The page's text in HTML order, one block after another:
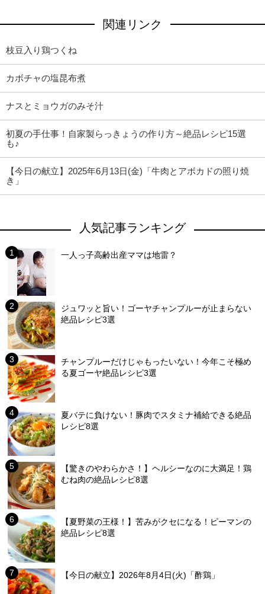
関連リンク
枝豆入り鶏つくね
カボチャの塩昆布煮
ナスとミョウガのみそ汁
初夏の手仕事！自家製らっきょうの作り方～絶品レシピ15選
も♪
【今日の献立】2025年6月13日(金)「牛肉とアボカドの照り焼
き」
人気記事ランキング
一人っ子高齢出産ママは地雷？
ジュワッと旨い！ゴーヤチャンプルーが止まらない
絶品レシピ3選
チャンプルーだけじゃもったいない！今年こそ極め
る夏ゴーヤ絶品レシピ3選
夏バテに負けない！豚肉でスタミナ補給できる絶品
レシピ8選
【驚きのやわらかさ！】ヘルシーなのに大満足！鶏
むね肉の絶品レシピ8選
【夏野菜の王様！】苦みがクセになる！ピーマンの
絶品レシピ8選
【今日の献立】2026年8月4日(火)「酢鶏」